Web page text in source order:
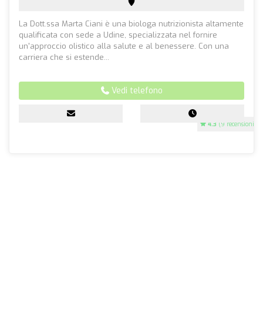
4.3 (9 recensioni)
La Dott.ssa Marta Ciani è una biologa nutrizionista altamente
qualificata con sede a Udine, specializzata nel fornire
un'approccio olistico alla salute e al benessere. Con una
carriera che si estende...
Vedi telefono